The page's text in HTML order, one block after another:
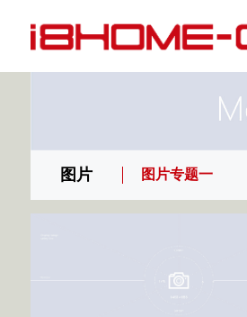
图片 图片专题一